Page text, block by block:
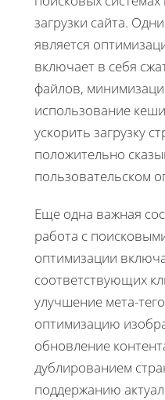
загрузки сайта.
является
включает в себя
файлов,
использование
ускорить загрузку
положительно
пользовательском
Еще одна важная
работа с
оптимизации
соответствующих
улучшение мета-
оптимизацию
обновление
дублированием
поддержанию